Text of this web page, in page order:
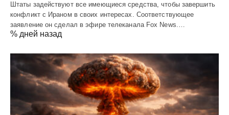
Штаты задействуют все имеющиеся средства, чтобы завершить
конфликт с Ираном в своих интересах. Соответствующее
заявление он сделал в эфире телеканала Fox News.…
% дней назад